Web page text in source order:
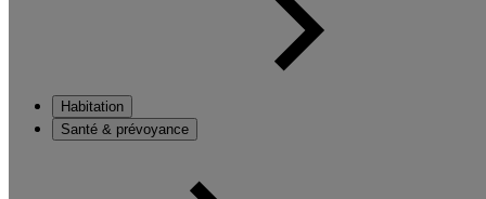
Habitation
Santé & prévoyance